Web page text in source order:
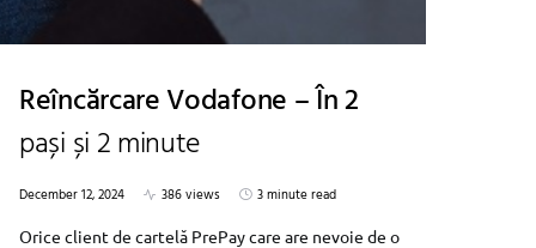
Reîncărcare Vodafone – În 2
pași și 2 minute
December 12, 2024 386 views
3 minute read
Orice client de cartelă PrePay care are nevoie de o